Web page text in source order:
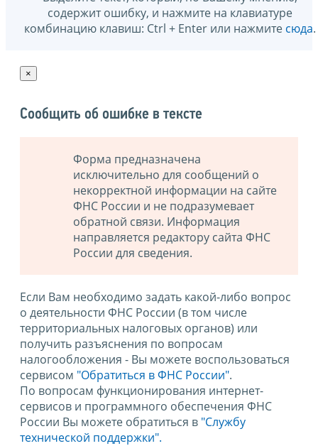
содержит ошибку, и нажмите на клавиатуре
комбинацию клавиш: Ctrl + Enter или нажмите сюда.
×
Сообщить об ошибке в тексте
Форма предназначена
исключительно для сообщений о
некорректной информации на сайте
ФНС России и не подразумевает
обратной связи. Информация
направляется редактору сайта ФНС
России для сведения.
Если Вам необходимо задать какой-либо вопрос
о деятельности ФНС России (в том числе
территориальных налоговых органов) или
получить разъяснения по вопросам
налогообложения - Вы можете воспользоваться
сервисом "Обратиться в ФНС России".
По вопросам функционирования интернет-
сервисов и программного обеспечения ФНС
России Вы можете обратиться в "Службу
технической поддержки".